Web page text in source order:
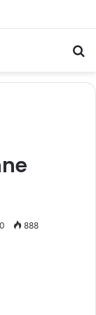
0 888